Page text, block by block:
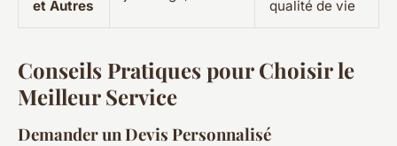
et Autres
qualité de vie
Conseils Pratiques pour Choisir le
Meilleur Service
Demander un Devis Personnalisé